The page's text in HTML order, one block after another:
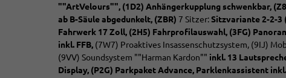
""ArtVelours"", (1D2) Anhängerkupplung schwenkbar,
ab B-Säule abgedunkelt, (ZBR) 7 Sitzer:Sitzvariante 2-2-3
Fahrwerk 17 Zoll, (2H5) Fahrprofilauswahl, (3FG)
inkl. FFB, (7W7) Proaktives Insassenschutzsystem, (9IJ)
(9VV) Soundsystem ""Harman Kardon"" inkl. 13
Display, (P2G) Parkpaket Advance, Parklenkassistent inkl.